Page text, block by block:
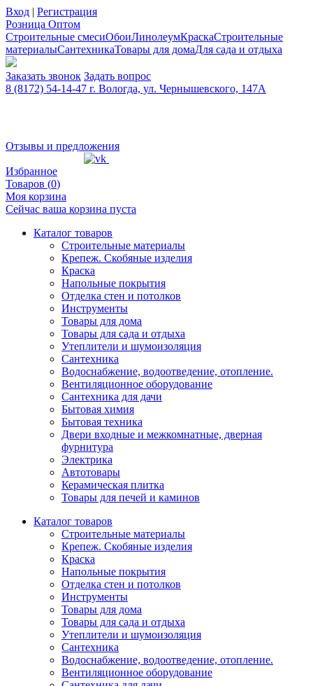
Вход | Регистрация
Розница Оптом
Строительные смесиОбоиЛинолеумКраскаСтроительные
материалыСантехникаТовары для домаДля сада и отдыха
Заказать звонок Задать вопрос
8 (8172) 54-14-47 г. Вологда, ул. Чернышевского, 147А
Отзывы и предложения
Избранное
Товаров (0)
Моя корзина
Сейчас ваша корзина пуста
Каталог товаров
Строительные материалы
Крепеж. Скобяные изделия
Краска
Напольные покрытия
Отделка стен и потолков
Инструменты
Товары для дома
Товары для сада и отдыха
Утеплители и шумоизоляция
Сантехника
Водоснабжение, водоотведение, отопление.
Вентиляционное оборудование
Сантехника для дачи
Бытовая химия
Бытовая техника
Двери входные и межкомнатные, дверная
фурнитура
Электрика
Автотовары
Керамическая плитка
Товары для печей и каминов
Каталог товаров
Строительные материалы
Крепеж. Скобяные изделия
Краска
Напольные покрытия
Отделка стен и потолков
Инструменты
Товары для дома
Товары для сада и отдыха
Утеплители и шумоизоляция
Сантехника
Водоснабжение, водоотведение, отопление.
Вентиляционное оборудование